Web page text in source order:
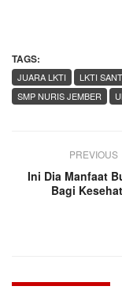
TAGS:
JUARA LKTI LKTI
SMP NURIS JEMBER
PREVIOUS
Ini Dia Manfaat
Bagi